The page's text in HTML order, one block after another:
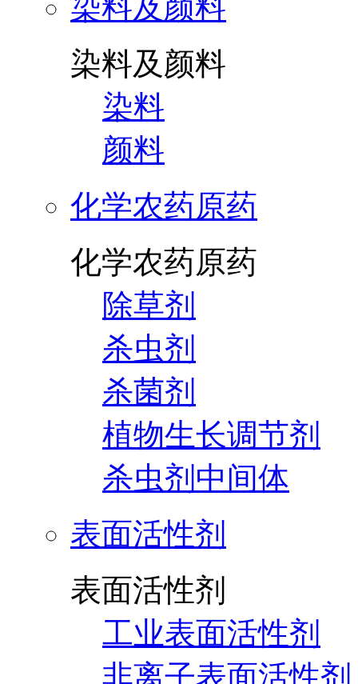
染料及颜料
染料及颜料
染料
颜料
化学农药原药
化学农药原药
除草剂
杀虫剂
杀菌剂
植物生长调节剂
杀虫剂中间体
表面活性剂
表面活性剂
工业表面活性剂
非离子表面活性剂